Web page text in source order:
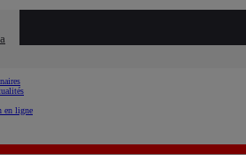
en ligne